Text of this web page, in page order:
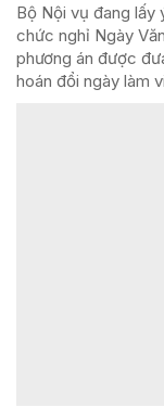
Bộ Nội vụ đang lấy
chức nghỉ Ngày
phương án được
hoán đổi ngày làm